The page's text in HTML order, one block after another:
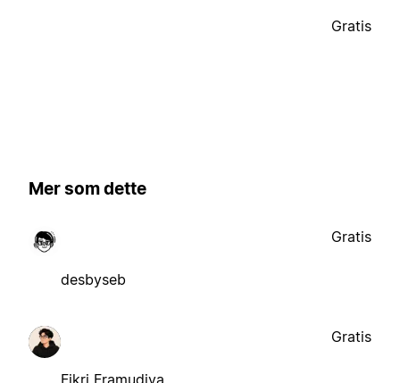
Gratis
Mer som dette
desbyseb
Gratis
Fikri Framudiya
Gratis